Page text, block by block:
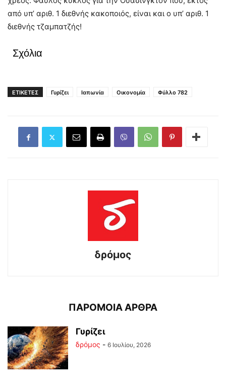
από υπ’ αριθ. 1 διεθνής κακοποιός, είναι και ο υπ’ αριθ. 1
διεθνής τζαμπατζής!
Σχόλια
ΕΤΙΚΕΤΕΣ Γυρίζει Ιαπωνία Οικονομία Φύλλο 782
δρόμος
ΠΑΡΟΜΟΙΑ ΑΡΘΡΑ
Γυρίζει
δρόμος - 6 Ιουλίου, 2026